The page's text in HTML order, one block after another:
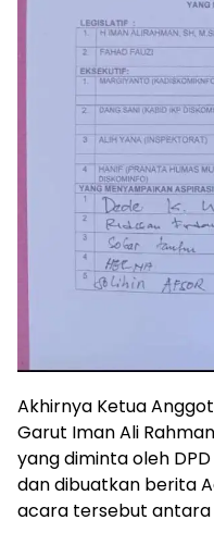
Akhirnya Ketua
Garut Iman Ali
yang diminta oleh
dan dibuatkan berita
acara tersebut antara